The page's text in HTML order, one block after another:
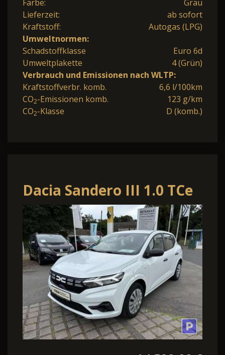
Farbe:
Grau
Lieferzeit:
ab sofort
Kraftstoff:
Autogas (LPG)
Umweltnormen:
Schadstoffklasse
Euro 6d
Umweltplakette
4 (Grün)
Verbrauch und Emissionen nach WLTP:
Kraftstoffverbr. komb.
6,6 l/100km
CO2-Emissionen komb.
123 g/km
CO2-Klasse D (komb.)
Dacia Sandero III 1.0 TCe
90 Essential